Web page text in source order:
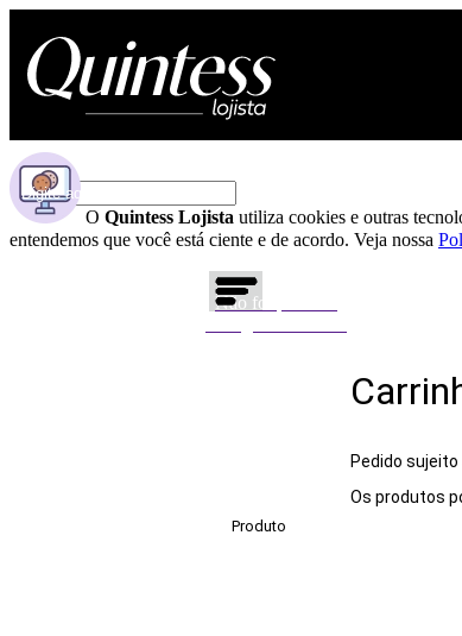
Não foi possível
O Quintess Lojista utiliza cookies e outras
entendemos que você está ciente e de acordo. Veja nossa
Pedido
Os produtos
Produto